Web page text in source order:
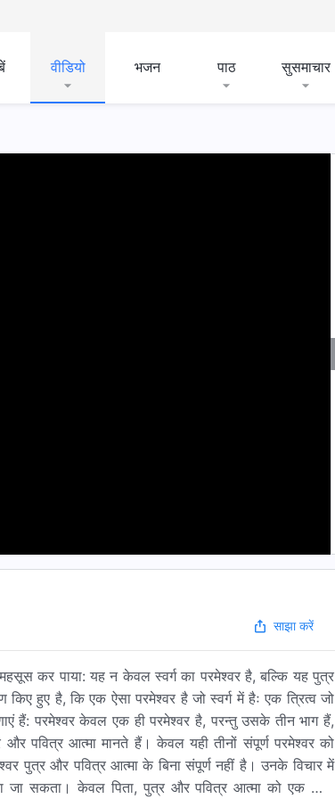
वीडियो भजन पाठ सुसमाचार
साझा करें
कर पाया: यह न केवल स्वर्ग का परमेश्वर है, बल्कि यह पुत्र
हुए है, कि एक ऐसा परमेश्वर है जो स्वर्ग में हैः एक त्रित्व जो
हैं: परमेश्वर केवल एक ही परमेश्वर है, परन्तु उसके तीन भाग हैं,
पवित्र आत्मा मानते हैं। केवल यही तीनों संपूर्ण परमेश्वर को
पुत्र और पवित्र आत्मा के बिना संपूर्ण नहीं है। उनके विचार में
जा सकता। केवल पिता, पुत्र और पवित्र आत्मा को एक साथ